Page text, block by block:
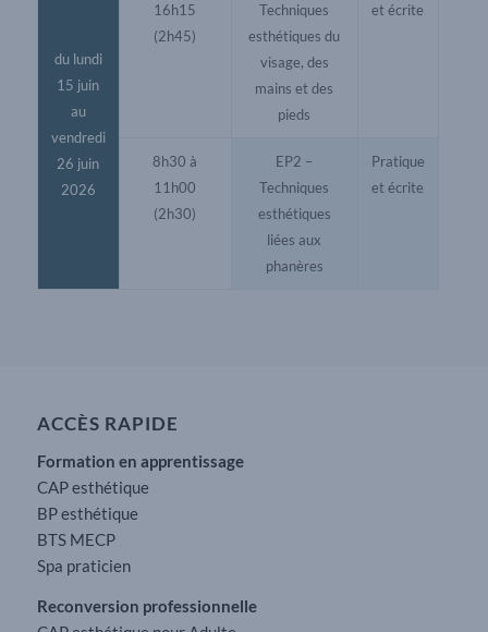
du lundi
15 juin
au
vendredi
26 juin
2026
16h15
(2h45)
Techniques
esthétiques du
visage, des
mains et des
pieds
et écrite
8h30 à
11h00
(2h30)
EP2 –
Techniques
esthétiques
liées aux
phanères
Pratique
et écrite
ACCÈS RAPIDE
Formation en apprentissage
CAP esthétique
BP esthétique
BTS MECP
Spa praticien
Reconversion professionnelle